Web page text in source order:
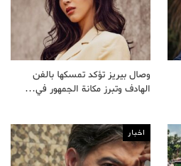
وصال بيريز تؤكد تمسكها بالفن
الهادف وتبرز مكانة الجمهور في…
اخبار